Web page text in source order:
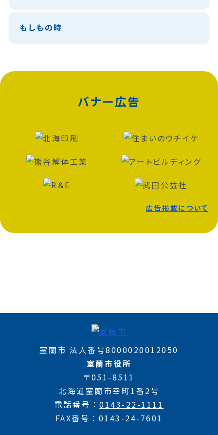
もしもの時
バナー広告
広告掲載について
室蘭市 法人番号8000020012050
室蘭市役所
〒051-8511
北海道室蘭市幸町1番2号
電話番号
0143-22-1111
FAX番号
0143-24-7601